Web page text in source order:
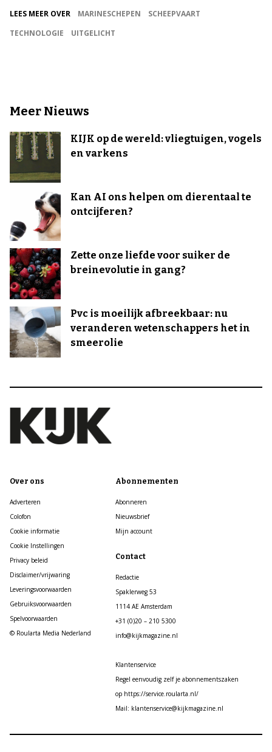
LEES MEER OVER MARINESCHEPEN
SCHEEPVAART
TECHNOLOGIE
UITGELICHT
Meer Nieuws
KIJK op de wereld: vliegtuigen, vogels
en varkens
Kan AI ons helpen om dierentaal te
ontcijferen?
Zette onze liefde voor suiker de
breinevolutie in gang?
Pvc is moeilijk afbreekbaar: nu
veranderen wetenschappers het in
smeerolie
Over ons
Adverteren
Colofon
Cookie informatie
Cookie Instellingen
Privacy beleid
Disclaimer/vrijwaring
Leveringsvoorwaarden
Gebruiksvoorwaarden
Spelvoorwaarden
© Roularta Media Nederland
Abonnementen
Abonneren
Nieuwsbrief
Mijn account
Contact
Redactie
Spaklerweg 53
1114 AE Amsterdam
+31 (0)20 – 210 5300
info@kijkmagazine.nl
Klantenservice
Regel eenvoudig zelf je abonnementszaken
op https://service.roularta.nl/
Mail: klantenservice@kijkmagazine.nl